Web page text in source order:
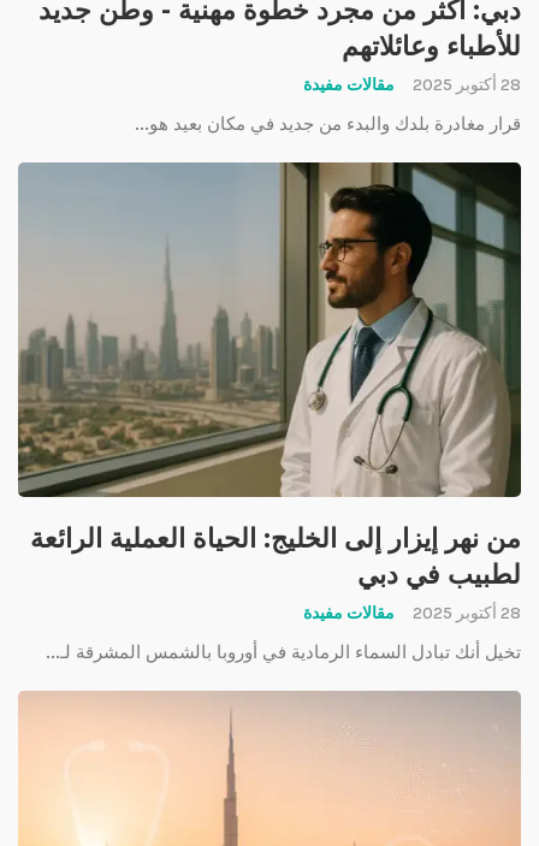
دبي: أكثر من مجرد خطوة مهنية - وطن جديد
للأطباء وعائلاتهم
28 أكتوبر 2025 مقالات مفيدة
قرار مغادرة بلدك والبدء من جديد في مكان بعيد هو...
من نهر إيزار إلى الخليج: الحياة العملية الرائعة
لطبيب في دبي
28 أكتوبر 2025 مقالات مفيدة
تخيل أنك تبادل السماء الرمادية في أوروبا بالشمس المشرقة لـ...